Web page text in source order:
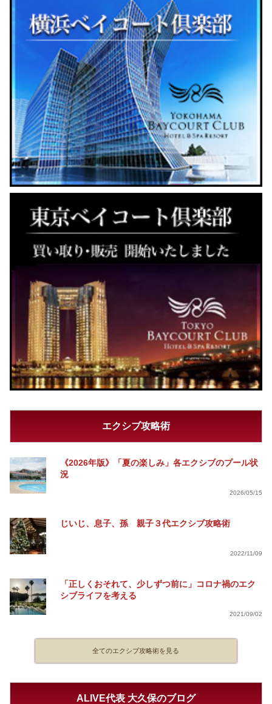
エクシブ攻略術
《2026年版》「夏の楽しみ」各エクシブのプール状
況
2026/05/15
じいじ、息子、孫 親子３代エクシブ攻略術
2022/11/09
「正しくおそれて、少しずつ前に」コロナ禍のエク
シブライフを考える
2021/09/02
全てのエクシブ攻略術を見る
ALIVE代表 大久保のブログ